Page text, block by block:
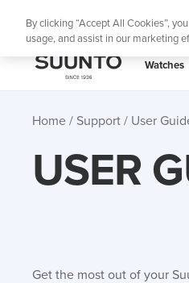
SUUNTO
Watches
Home Support User
USER
Get the most out of your
By clicking “Accept All Cookies”,
usage, and assist in our marketing